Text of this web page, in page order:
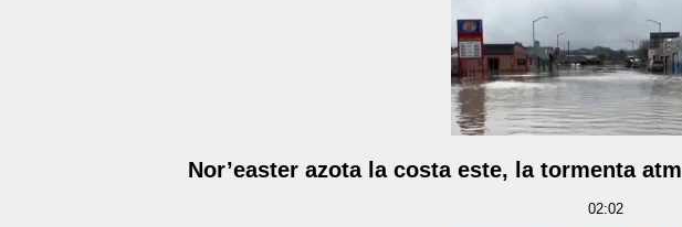
Nor’easter azota la costa este, la tormenta
02:02